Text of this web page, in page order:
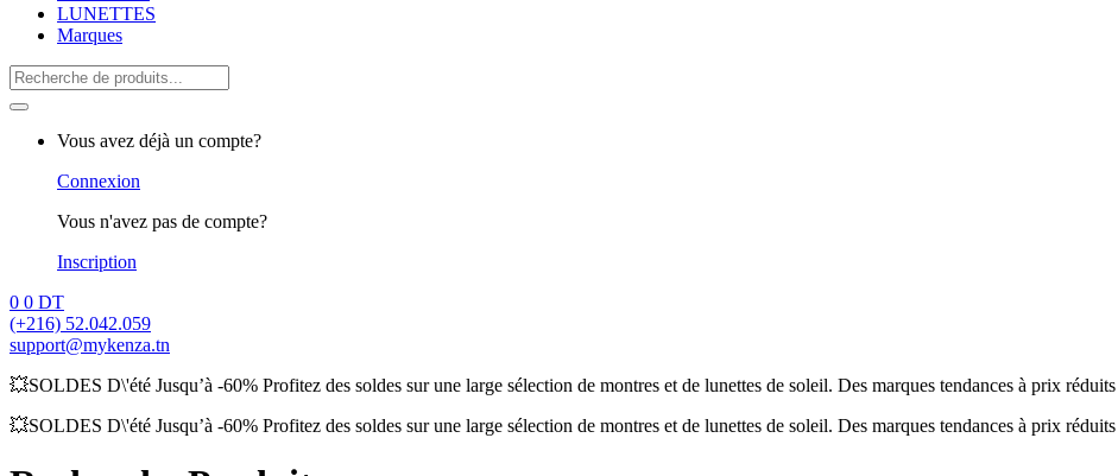
LUNETTES
Marques
Search
for:
Vous avez déjà un compte?
Connexion
Vous n'avez pas de compte?
Inscription
0 0 DT
(+216) 52.042.059
support@mykenza.tn
💥SOLDES D\'été Jusqu’à -60% Profitez des soldes sur une large sélection de montres et de lunettes de soleil. Des marques tendances à prix
💥SOLDES D\'été Jusqu’à -60% Profitez des soldes sur une large sélection de montres et de lunettes de soleil. Des marques tendances à prix